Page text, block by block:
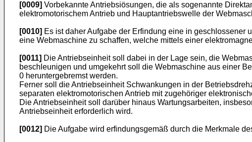
[0009] Vorbekannte Antriebsiösungen, die als sogenannte
elektromotorischem Antrieb und Hauptantriebswelle der
[0010] Es ist daher Aufgabe der Erfindung eine in
eine Webmaschine zu schaffen, welche mittels einer
[0011] Die Antriebseinheit soll dabei in der Lage sein, die
beschleunigen und umgekehrt soll die Webmaschine aus einer
0 heruntergebremst werden.
Ferner soll die Antriebseinheit Schwankungen in der
separaten elektromotorischen Antrieb mit zugehöriger
Die Antriebseinheit soll darüber hinaus Wartungsarbeiten,
Antriebseinheit erforderlich wird.
[0012] Die Aufgabe wird erfindungsgemäß durch die Merkmale